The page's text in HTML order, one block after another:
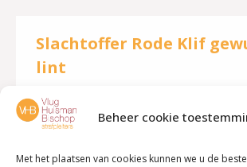
Beheer cookie
Met het plaatsen van cookies kunnen we u de
Slachtoffer Rode Klif
lint
Nieuws
De man die eind april dood in zijn